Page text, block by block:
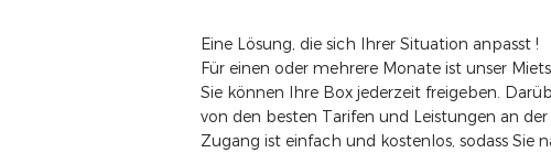
Eine Lösung, die sich Ihrer Situation anpasst !
Für einen oder mehrere Monate ist unser
Sie können Ihre Box jederzeit freigeben.
von den besten Tarifen und Leistungen an
Zugang ist einfach und kostenlos, sodass Sie